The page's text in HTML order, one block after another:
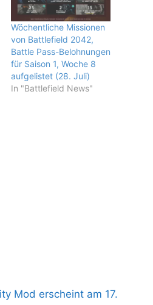
Wöchentliche Missionen
von Battlefield 2042,
Battle Pass-Belohnungen
für Saison 1, Woche 8
aufgelistet (28. Juli)
In "Battlefield News"
Mod erscheint am 17.